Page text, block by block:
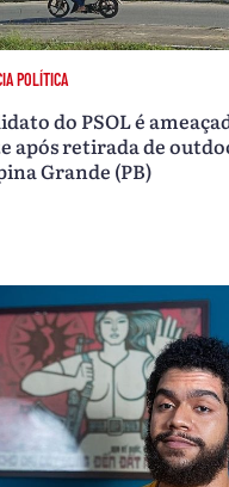
POLÍTICA
do PSOL é
após retirada de
Grande (PB)